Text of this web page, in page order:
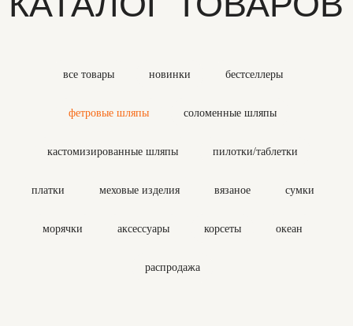
P.S.: «Я влюбилась в эту шляпку» P.S.: «Я
все товары новинки бестселлеры
фетровые шляпы соломенные шляпы
кастомизированные шляпы пилотки/таблетки
платки меховые изделия вязаное сумки
морячки аксессуары корсеты океан
распродажа